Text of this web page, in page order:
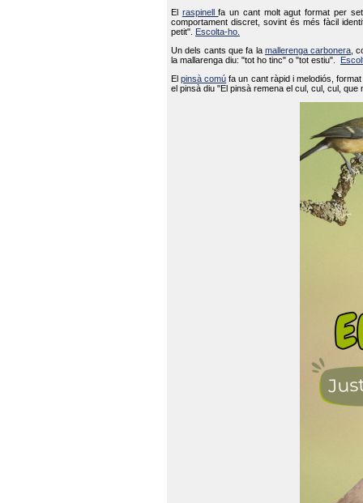
El raspinellfa un cant molt agut format per
comportament discret, sovint és més fàcil
petit".
Escolta-ho.
Un dels cants que fa la mallerenga carbonera ,
la mallarenga diu: "tot ho tinc" o "tot estiu".
Elpinsà comú fa un cant ràpid i melodiós,
el pinsà diu "El pinsà remena el cul, cul, cul,